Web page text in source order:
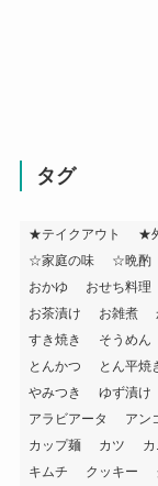
タグ
★テイクアウト ★
☆家庭の味
☆晩酌
おかゆ
おせち料理
お茶漬け
お雑煮
すき焼き
そうめん
とんかつ
とん平焼
やみつき
ゆず漬け
アラビアータ
アン
カップ麺
カツ カ
キムチ
クッキー